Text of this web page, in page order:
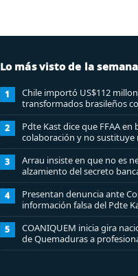
Lo más visto de la semana
1
Chile importó US$112
transformados brasileños
sostenibilidad
2
Pdte Kast dice que FFAA
colaboración y no sustituye
del orden público
3
Arrau insiste en que no es
alzamiento del secreto
4
Presentan denuncia ante
información falsa del Pdte
5
COANIQUEM inicia gira
de Quemaduras a